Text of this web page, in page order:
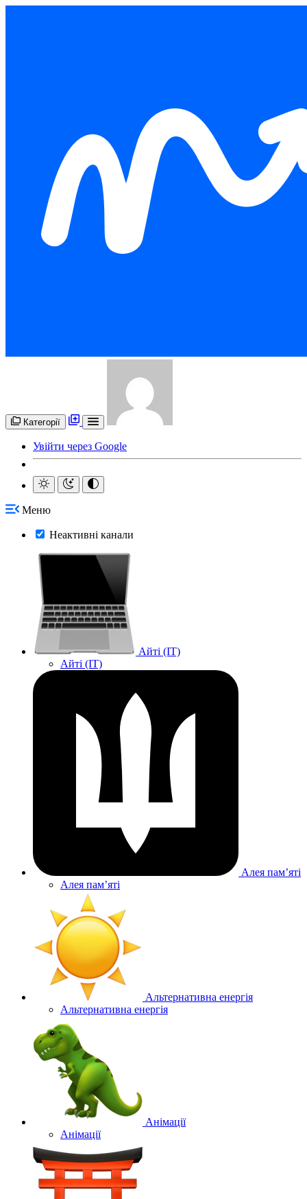
Категорії
Увійти через Google
Меню
Неактивні канали
Айті (IT)
Айті (IT)
Алея памʼяті
Алея памʼяті
Альтернативна енергія
Альтернативна енергія
Анімації
Анімації